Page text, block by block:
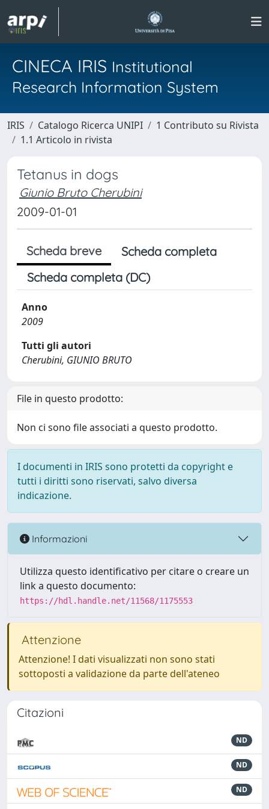
CINECA IRIS Institutional
Research Information System
IRIS Catalogo Ricerca UNIPI
1 Contributo su Rivista
1.1 Articolo in rivista
Tetanus in dogs
Giunio Bruto Cherubini
2009-01-01
Scheda breve
Scheda completa
Scheda completa (DC)
Anno
2009
Tutti gli autori
Cherubini, GIUNIO BRUTO
File in questo prodotto:
Non ci sono file associati a questo prodotto.
I documenti in IRIS sono protetti da copyright e
tutti i diritti sono riservati, salvo diversa
indicazione.
Informazioni
Utilizza questo identificativo per citare o creare un
link a questo documento:
https://hdl.handle.net/11568/1175553
Attenzione
Attenzione! I dati visualizzati non sono stati
sottoposti a validazione da parte dell'ateneo
Citazioni
ND
ND
ND